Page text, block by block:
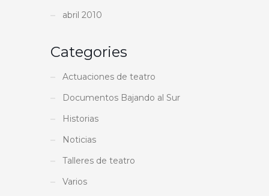
abril 2010
Categories
Actuaciones de teatro
Documentos Bajando al Sur
Historias
Noticias
Talleres de teatro
Varios